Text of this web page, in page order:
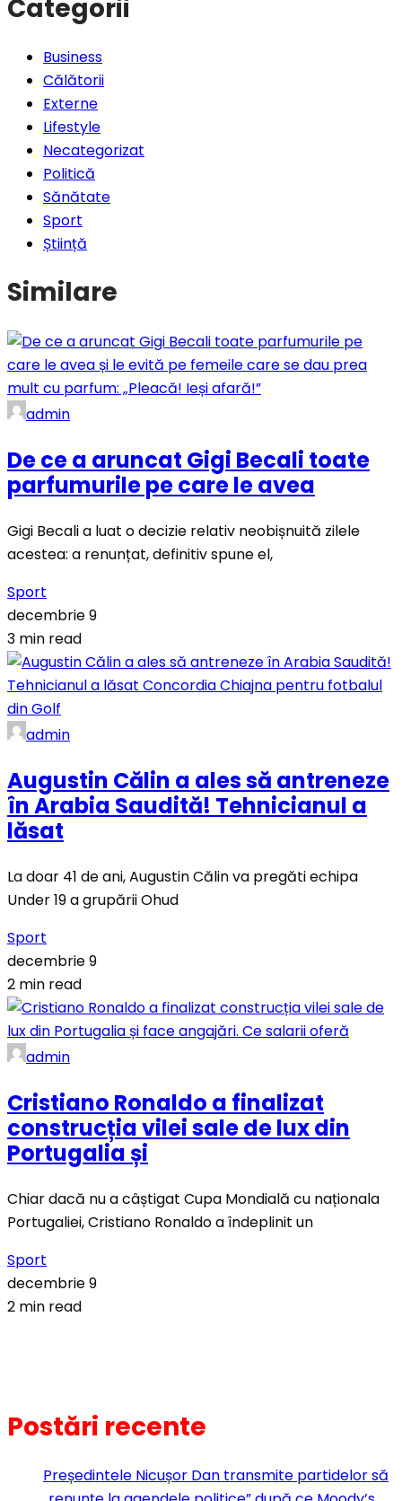
Categorii
Business
Călătorii
Externe
Lifestyle
Necategorizat
Politică
Sănătate
Sport
Știință
Similare
admin
De ce a aruncat Gigi Becali toate
parfumurile pe care le avea
Gigi Becali a luat o decizie relativ neobișnuită zilele
acestea: a renunțat, definitiv spune el,
Sport
decembrie 9
3 min read
admin
Augustin Călin a ales să antreneze
în Arabia Saudită! Tehnicianul a
lăsat
La doar 41 de ani, Augustin Călin va pregăti echipa
Under 19 a grupării Ohud
Sport
decembrie 9
2 min read
admin
Cristiano Ronaldo a finalizat
construcția vilei sale de lux din
Portugalia și
Chiar dacă nu a câștigat Cupa Mondială cu naționala
Portugaliei, Cristiano Ronaldo a îndeplinit un
Sport
decembrie 9
2 min read
Postări recente
Președintele Nicușor Dan transmite partidelor să